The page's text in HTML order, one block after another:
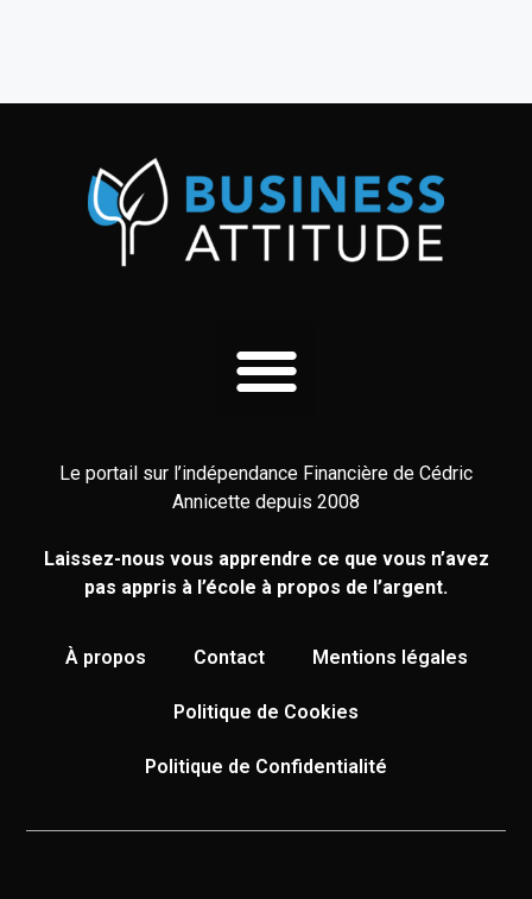
Le portail sur l’indépendance Financière de Cédric
Annicette depuis 2008
Laissez-nous vous apprendre ce que vous n’avez
pas appris à l’école à propos de l’argent.
À propos Contact Mentions légales
Politique de Cookies
Politique de Confidentialité